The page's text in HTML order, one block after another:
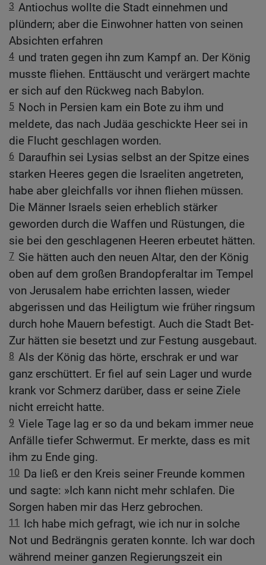
3 Antiochus wollte die Stadt einnehmen und
plündern; aber die Einwohner hatten von seinen
Absichten erfahren
4 und traten gegen ihn zum Kampf an. Der König
musste fliehen. Enttäuscht und verärgert machte
er sich auf den Rückweg nach Babylon.
5 Noch in Persien kam ein Bote zu ihm und
meldete, das nach Judäa geschickte Heer sei in
die Flucht geschlagen worden.
6 Daraufhin sei Lysias selbst an der Spitze eines
starken Heeres gegen die Israeliten angetreten,
habe aber gleichfalls vor ihnen fliehen müssen.
Die Männer Israels seien erheblich stärker
geworden durch die Waffen und Rüstungen, die
sie bei den geschlagenen Heeren erbeutet hätten.
7 Sie hätten auch den neuen Altar, den der König
oben auf dem großen Brandopferaltar im Tempel
von Jerusalem habe errichten lassen, wieder
abgerissen und das Heiligtum wie früher ringsum
durch hohe Mauern befestigt. Auch die Stadt Bet-
Zur hätten sie besetzt und zur Festung ausgebaut.
8 Als der König das hörte, erschrak er und war
ganz erschüttert. Er fiel auf sein Lager und wurde
krank vor Schmerz darüber, dass er seine Ziele
nicht erreicht hatte.
9 Viele Tage lag er so da und bekam immer neue
Anfälle tiefer Schwermut. Er merkte, dass es mit
ihm zu Ende ging.
10 Da ließ er den Kreis seiner Freunde kommen
und sagte: »Ich kann nicht mehr schlafen. Die
Sorgen haben mir das Herz gebrochen.
11
Ich habe mich gefragt, wie ich nur in solche
Not und Bedrängnis geraten konnte. Ich war doch
während meiner ganzen Regierungszeit ein